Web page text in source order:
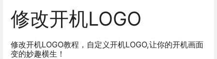
修改开机LOGO
修改开机LOGO教程，自定义开机LOGO,让你的开机画面
变的妙趣横生！